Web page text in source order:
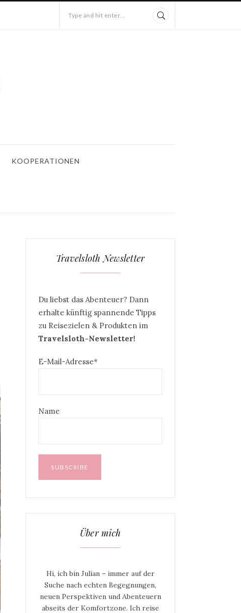
Type and hit enter...
KOOPERATIONEN
Travelsloth Newsletter
Du liebst das Abenteuer? Dann
erhalte künftig spannende Tipps
zu Reisezielen & Produkten im
Travelsloth-Newsletter!
E-Mail-Adresse*
Name
Über mich
Hi, ich bin Julian – immer auf der
Suche nach echten Begegnungen,
neuen Perspektiven und Abenteuern
abseits der Komfortzone. Ich reise